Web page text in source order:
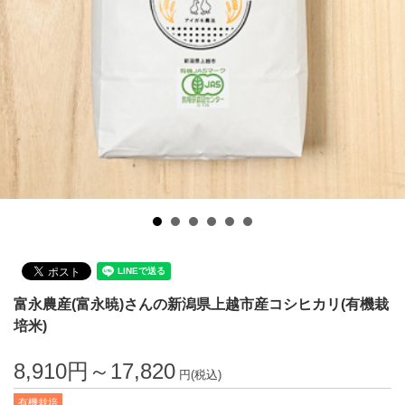
富永農産(富永暁)さんの新潟県上越市産コシヒカリ(有機栽
培米)
8,910円～17,820 円(税込)
有機栽培